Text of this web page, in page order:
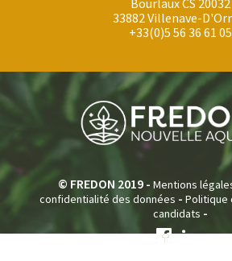
33882 Villenave-
+33(0)5 56 36 61 05
© FREDON 2019 - Mentions
confidentialité des données - Politique
candidats -